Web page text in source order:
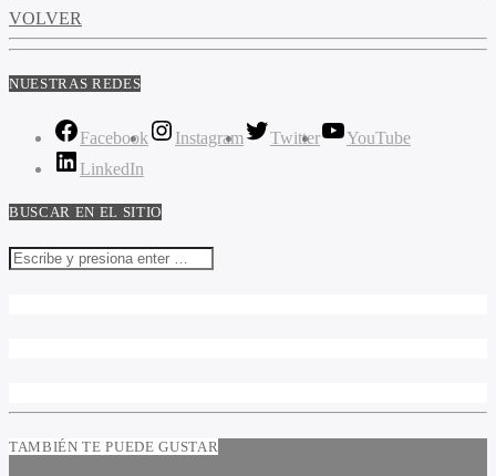
VOLVER
NUESTRAS REDES
Facebook Instagram Twitter
YouTube
LinkedIn
BUSCAR EN EL SITIO
TAMBIÉN TE PUEDE GUSTAR